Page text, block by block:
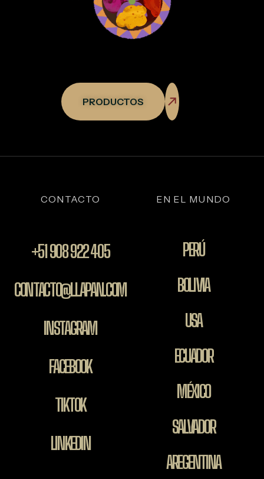
PRODUCTOS
CONTACTO
+51 908 922 405
CONTACTO@LLAPAN.COM
INSTAGRAM
FACEBOOK
TIKTOK
LINKEDIN
EN EL MUNDO
PERÚ
BOLIVIA
USA
ECUADOR
MÉXICO
SALVADOR
AREGENTINA